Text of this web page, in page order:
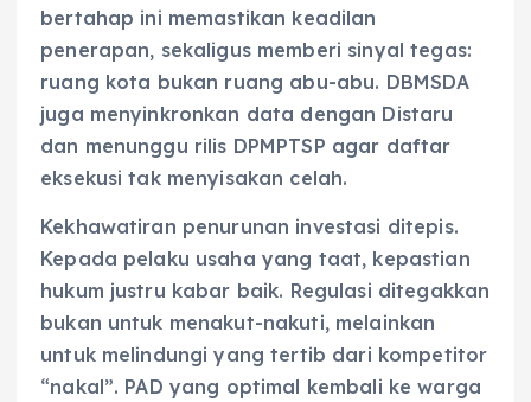
bertahap ini memastikan keadilan
penerapan, sekaligus memberi sinyal tegas:
ruang kota bukan ruang abu-abu. DBMSDA
juga menyinkronkan data dengan Distaru
dan menunggu rilis DPMPTSP agar daftar
eksekusi tak menyisakan celah.
Kekhawatiran penurunan investasi ditepis.
Kepada pelaku usaha yang taat, kepastian
hukum justru kabar baik. Regulasi ditegakkan
bukan untuk menakut-nakuti, melainkan
untuk melindungi yang tertib dari kompetitor
“nakal”. PAD yang optimal kembali ke warga